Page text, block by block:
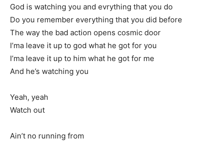
God is watching you and evrything that you do
Do you remember everything that you did before
The way the bad action opens cosmic door
I’ma leave it up to god what he got for you
I’ma leave it up to him what he got for me
And he’s watching you
Yeah, yeah
Watch out
Ain’t no running from